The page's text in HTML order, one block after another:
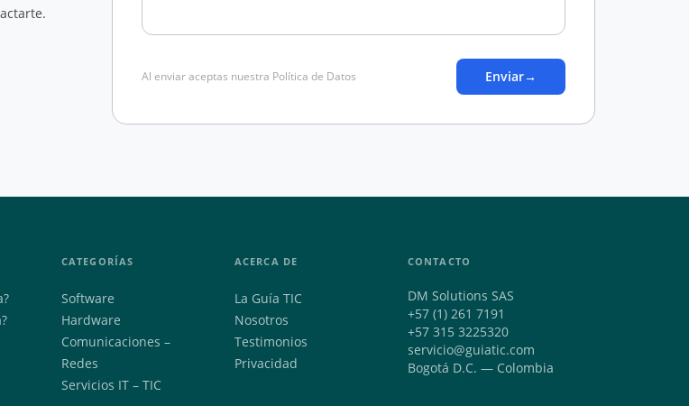
Al enviar aceptas nuestra Política de Datos Enviar→
CATEGORÍAS
Software
Hardware
Comunicaciones –
Redes
Servicios IT – TIC
ACERCA DE
La Guía TIC
Nosotros
Testimonios
Privacidad
CONTACTO
DM Solutions SAS
+57 (1) 261 7191
+57 315 3225320
servicio@guiatic.com
Bogotá D.C. — Colombia